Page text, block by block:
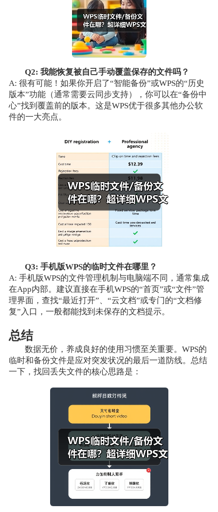
Q2: 我能恢复被自己手动覆盖保存的文件吗？
A: 很有可能！如果你开启了“智能备份”或WPS的“历史
版本”功能（通常需要云同步支持），你可以在“备份中
心”找到覆盖前的版本。这是WPS优于很多其他办公软
件的一大亮点。
Q3: 手机版WPS的临时文件在哪里？
A: 手机版WPS的文件管理机制与电脑端不同，通常集成
在App内部。建议直接在手机WPS的“首页”或“文件”管
理界面，查找“最近打开”、“云文档”或专门的“文档修
复”入口，一般都能找到未保存的文档提示。
总结
数据无价，养成良好的使用习惯至关重要。WPS的
临时和备份文件是应对突发状况的最后一道防线。总结
一下，找回丢失文件的核心思路是：